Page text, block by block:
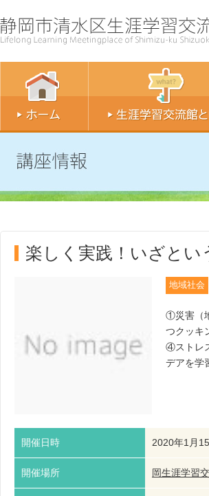
楽しく実践！いざとい
地域社会
①災害（
つクッキ
④ストレ
デアを学
開催日時 2020年1月
開催場所 岡生涯学習